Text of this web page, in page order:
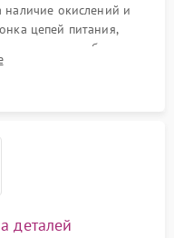
наличие окислений и
цепей питания,
колес и турбины
и инфракрасных
деталей